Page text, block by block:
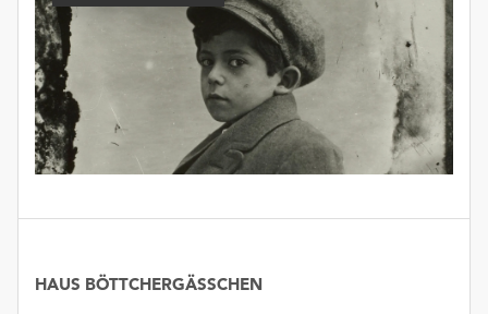
HAUS BÖTTCHERGÄSSCHEN